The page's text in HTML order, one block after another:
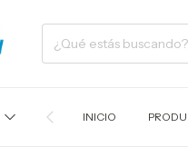
INICIO